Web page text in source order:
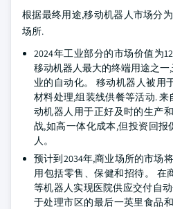
根据最终用途,移动机器人市场分
场所.
2024年工业部分的市场价值为
移动机器人最大的终端用途之
业的自动化。 移动机器人被用
材料处理,组装线供餐等活动. 来
动机器人用于正好及时的生产
战,如高一体化成本,但投资回
人。
预计到2034年,商业场所的市场
用包括零售、保健和招待。 在
等机器人实现医院供应交付自
于处理市区的最后一英里食品